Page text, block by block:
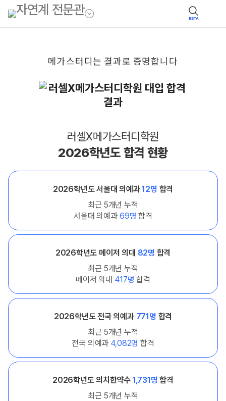
BETA
메가스터디는 결과로 증명합니다
러셀X메가스터디학원
2026학년도 합격 현황
2026학년도 서울대 의예과12명 합격
최근 5개년 누적
서울대 의예과 69명 합격
2026학년도 메이저 의대 82명 합격
최근 5개년 누적
메이저 의대 417명 합격
2026학년도 전국 의예과 771명 합격
최근 5개년 누적
전국 의예과 4,082명 합격
2026학년도 의치한약수 1,731명 합격
최근 5개년 누적